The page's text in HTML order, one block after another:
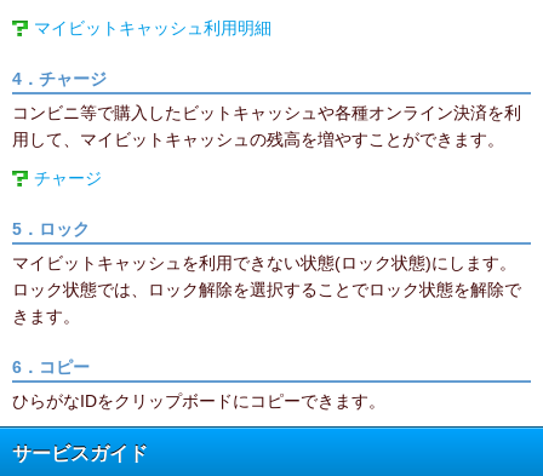
マイビットキャッシュ利用明細
4．チャージ
コンビニ等で購入したビットキャッシュや各種オンライン決済を利
用して、マイビットキャッシュの残高を増やすことができます。
チャージ
5．ロック
マイビットキャッシュを利用できない状態(ロック状態)にします。
ロック状態では、ロック解除を選択することでロック状態を解除で
きます。
6．コピー
ひらがなIDをクリップボードにコピーできます。
サービスガイド